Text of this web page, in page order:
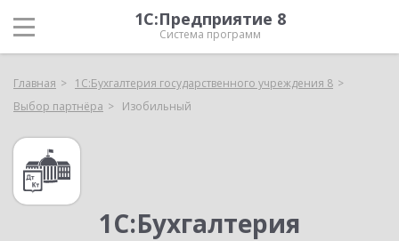
1С:Предприятие 8
Система программ
Главная
1С:Бухгалтерия государственного учреждения 8
Выбор партнёра
Изобильный
1С:Бухгалтерия